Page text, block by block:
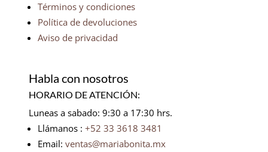
Términos y condiciones
Política de devoluciones
Aviso de privacidad
Habla con nosotros
HORARIO DE ATENCIÓN:
Luneas a sabado: 9:30 a 17:30 hrs.
Llámanos : +52 33 3618 3481
Email: ventas@mariabonita.mx